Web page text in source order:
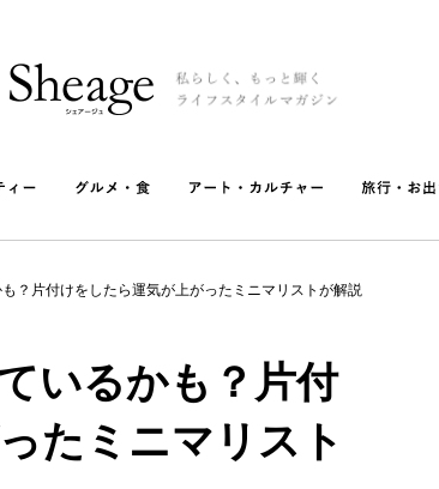
？片付けをしたら運気が上がったミニマリストが解説
いるかも？片付
たミニマリスト